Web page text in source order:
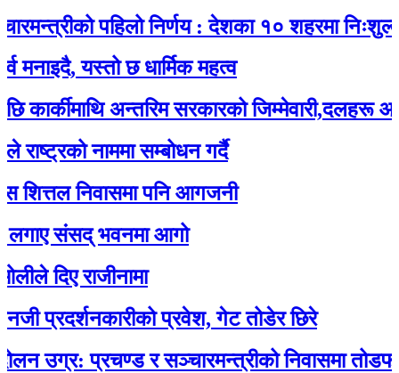
पहिलो निर्णय : देशका १० शहरमा निःशुल्क
यस्तो छ धार्मिक महत्व
अन्तरिम सरकारको जिम्मेवारी,दलहरू
नाममा सम्बोधन गर्दै
निवासमा पनि आगजनी
संसद् भवनमा आगो
राजीनामा
प्रवेश, गेट तोडेर छिरे
प्रचण्ड र सञ्चारमन्त्रीको निवासमा तोडफोड र